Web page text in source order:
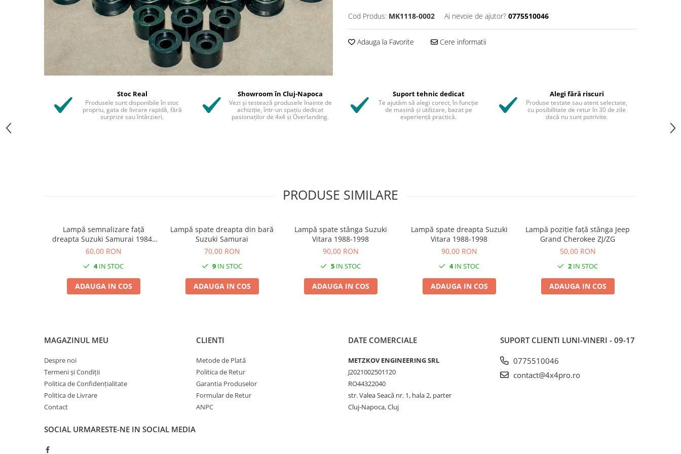
Cod Produs: MK1118-0002 Ai nevoie de ajutor? 0775510046
Adauga la Favorite Cere informatii
Stoc Real
Produsele sunt disponibile în stoc
propriu, gata de livrare rapidă, fără
surprize sau întârzieri.
Showroom în Cluj-Napoca
Vezi și testează produsele înainte de
achiziție, într-un spațiu dedicat
pasionaților de 4x4 și Overlanding.
Suport tehnic dedicat
Te ajutăm să alegi corect, în funcție
de mașină și utilizare, bazat pe
experiență practică.
Alegi fără riscuri
Produse testate sau atent selectate,
cu posibilitate de retur în 30 de zile
dacă nu sunt potrivite.
PRODUSE SIMILARE
Lampă semnalizare față
dreapta Suzuki Samurai 1984-
1997
60,00 RON
4IN STOC
ADAUGA IN COS
Lampă spate dreapta din bară
Suzuki Samurai
70,00 RON
9 IN STOC
ADAUGA IN COS
Lampă spate stânga Suzuki
Vitara 1988-1998
90,00 RON
5 IN STOC
ADAUGA IN COS
Lampă spate dreapta Suzuki
Vitara 1988-1998
90,00 RON
4IN STOC
ADAUGA IN COS
Lampă poziție față stânga Jeep
Grand Cherokee ZJ/ZG
50,00 RON
2 IN STOC
ADAUGA IN COS
MAGAZINUL MEU
Despre noi
Termeni și Condiții
Politica de Confidențialitate
Politica de Livrare
Contact
CLIENTI
Metode de Plată
Politica de Retur
Garantia Produselor
Formular de Retur
ANPC
DATE COMERCIALE
METZKOV ENGINEERING SRL
J2021002501120
RO44322040
str. Valea Seacă nr. 1, hala 2, parter
Cluj-Napoca, Cluj
SUPORT CLIENTI LUNI-VINERI - 09-17
0775510046
contact@4x4pro.ro
SOCIAL URMARESTE-NE IN SOCIAL MEDIA